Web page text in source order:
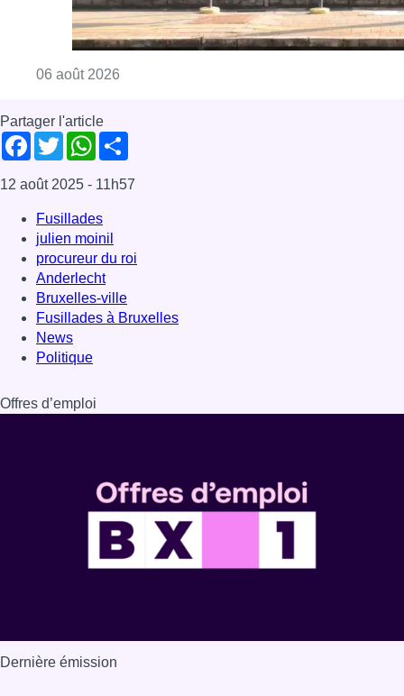
06 août 2026
Partager l'article
Facebook
TwitterWhatsApp
12 août 2025 - 11h57
Fusillades
julien moinil
procureur du roi
Anderlecht
Bruxelles-ville
Fusillades à Bruxelles
News
Politique
Offres d’emploi
Dernière émission